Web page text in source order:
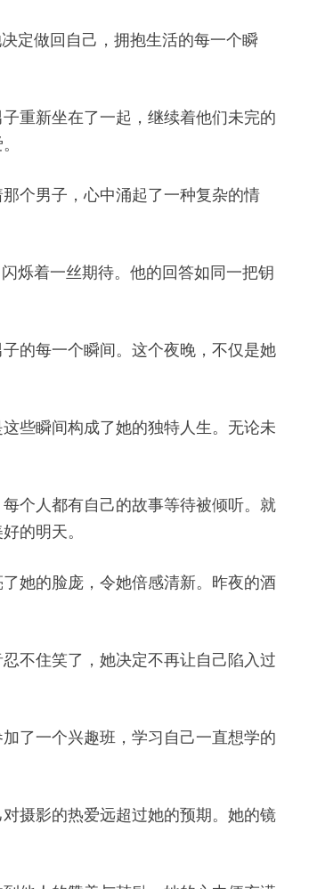
定做回自己，拥抱生活的每一个瞬
重新坐在了一起，继续着他们未完的
个男子，心中涌起了一种复杂的情
烁着一丝期待。他的回答如同一把钥
的每一个瞬间。这个夜晚，不仅是她
些瞬间构成了她的独特人生。无论未
个人都有自己的故事等待被倾听。就
的明天。
她的脸庞，令她倍感清新。昨夜的酒
不住笑了，她决定不再让自己陷入过
了一个兴趣班，学习自己一直想学的
摄影的热爱远超过她的预期。她的镜